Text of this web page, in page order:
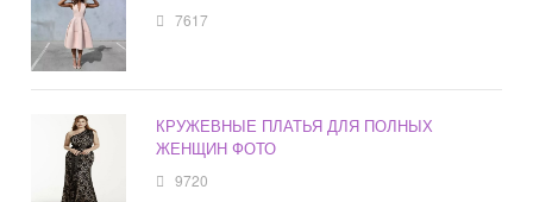
7617
КРУЖЕВНЫЕ ПЛАТЬЯ ДЛЯ ПОЛНЫХ
ЖЕНЩИН ФОТО
9720